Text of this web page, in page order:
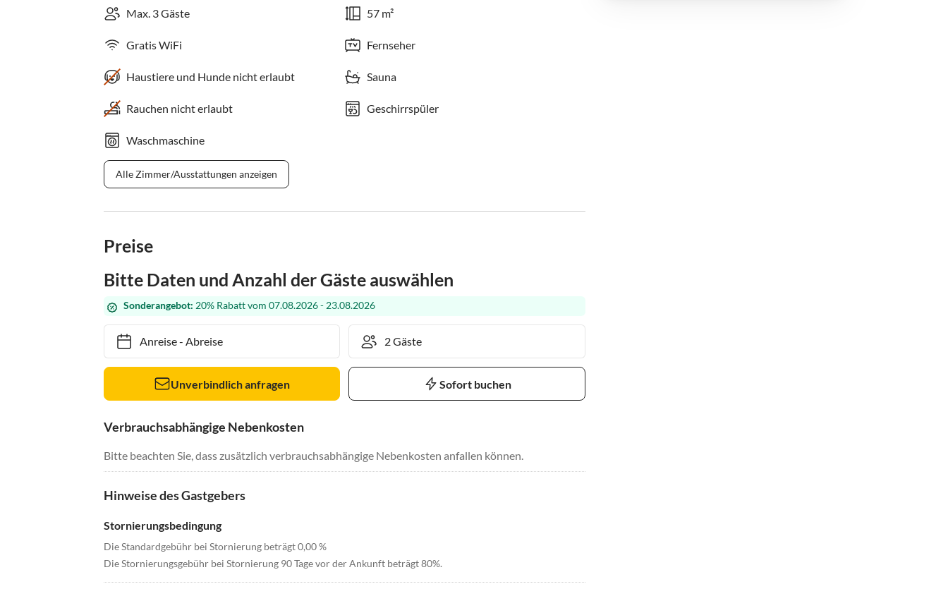
Max. 3 Gäste 57 m²
Gratis WiFi Fernseher
Haustiere und Hunde nicht erlaubt Sauna
Rauchen nicht erlaubt Geschirrspüler
Waschmaschine
Alle Zimmer/Ausstattungen anzeigen
Preise
Bitte Daten und Anzahl der Gäste auswählen
Sonderangebot: 20% Rabatt vom 07.08.2026 - 23.08.2026
Anreise- Abreise
Unverbindlich anfragen Sofort buchen
Verbrauchsabhängige Nebenkosten
Bitte beachten Sie, dass zusätzlich verbrauchsabhängige Nebenkosten anfallen können.
Hinweise des Gastgebers
Stornierungsbedingung
Die Standardgebühr bei Stornierung beträgt 0,00 %
Die Stornierungsgebühr bei Stornierung 90 Tage vor der Ankunft beträgt 80%.